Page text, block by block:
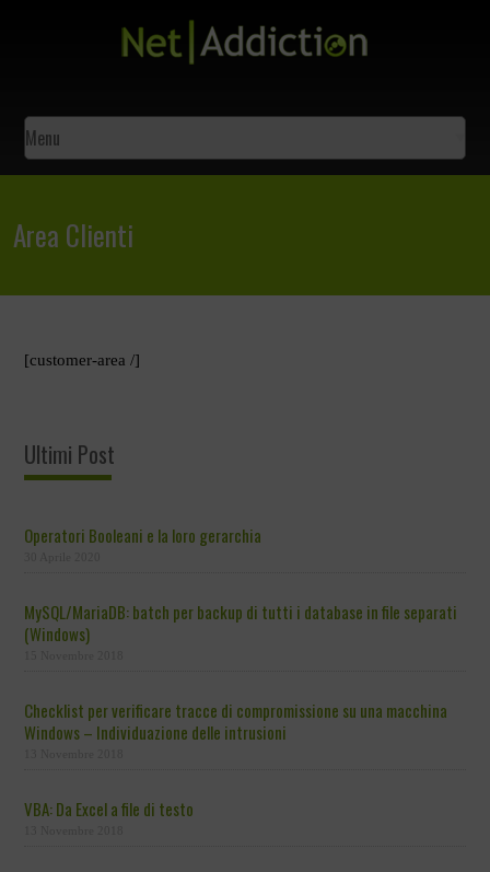
Area Clienti
[customer-area /]
Ultimi Post
Operatori Booleani e la loro gerarchia
MySQL/MariaDB: batch per backup di tutti i database in file separati
(Windows)
Checklist per verificare tracce di compromissione su una macchina
Windows – Individuazione delle intrusioni
VBA: Da Excel a file di testo